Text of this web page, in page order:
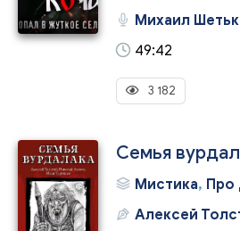
Михаил
49:42
3 182
Семья
Мистика, Про
Алексей